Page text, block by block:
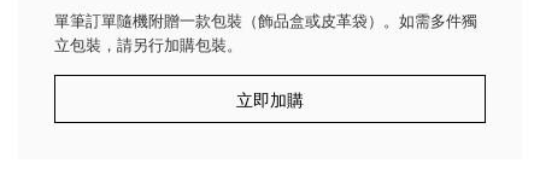
單筆訂單隨機附贈一款包裝（飾品盒或皮革袋）。如需多件獨
立包裝，請另行加購包裝。
立即加購